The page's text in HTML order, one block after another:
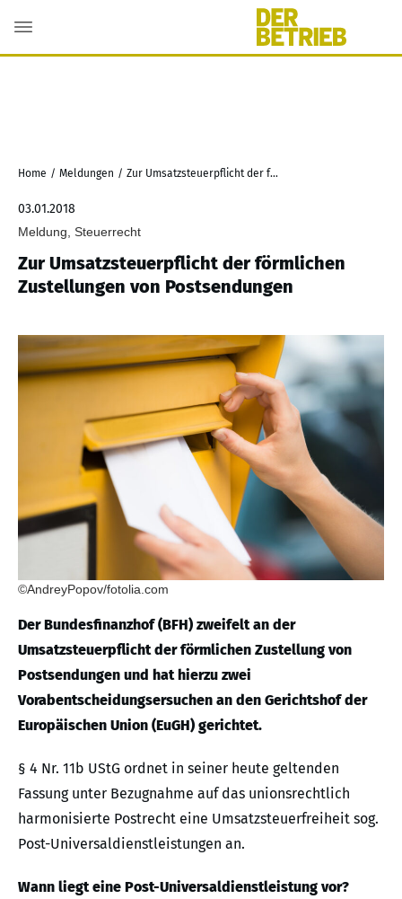
Home / Meldungen / Zur Umsatzsteuerpflicht der förmlichen Zustellungen von Postsendungen
03.01.2018
Meldung, Steuerrecht
Zur Umsatzsteuerpflicht der förmlichen
Zustellungen von Postsendungen
©AndreyPopov/fotolia.com
Der Bundesfinanzhof (BFH) zweifelt an der
Umsatzsteuerpflicht der förmlichen Zustellung von
Postsendungen und hat hierzu zwei
Vorabentscheidungsersuchen an den Gerichtshof der
Europäischen Union (EuGH) gerichtet.
§ 4 Nr. 11b UStG ordnet in seiner heute geltenden
Fassung unter Bezugnahme auf das unionsrechtlich
harmonisierte Postrecht eine Umsatzsteuerfreiheit sog.
Post-Universaldienstleistungen an.
Wann liegt eine Post-Universaldienstleistung vor?